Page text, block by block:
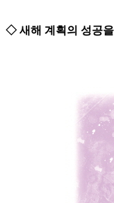
◇ 새해 계획의 성공